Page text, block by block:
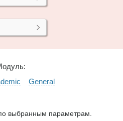
General
выбранным параметрам.